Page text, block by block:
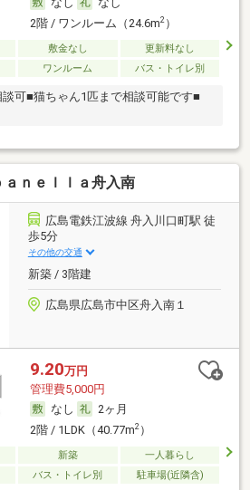
2階 / ワンルーム（24.6m2）
敷金なし
更新料なし
ワンルーム バス・トイレ別
可■猫ちゃん1匹まで相談可能です■
ａｎｅｌｌａ舟入南
広島電鉄江波線 舟入川口町駅 徒
歩5分
その他の交通
新築 / 3階建
広島県広島市中区舟入南１
9.20万円
管理費5,000円
なし
2ヶ月
2階 / 1LDK（40.77m2）
新築
一人暮らし
バス・トイレ別 駐車場(近隣含)